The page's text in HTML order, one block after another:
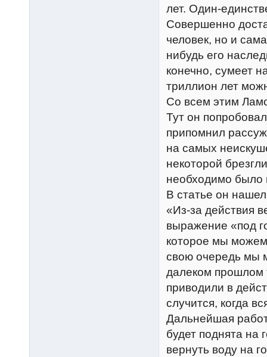
лет. Один-
Совершенно
человек, но и
нибудь его
конечно, сумеет
триллион лет
Со всем этим
Тут он
припомнил
на самых
некоторой
необходимо было
В статье он
«Из-за действия
выражение «под
которое мы можем
свою очередь мы
далеком прошлом
приводили в
случится, когда
Дальнейшая
будет поднята на
вернуть воду на